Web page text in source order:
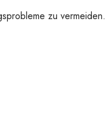
zu vermeiden.